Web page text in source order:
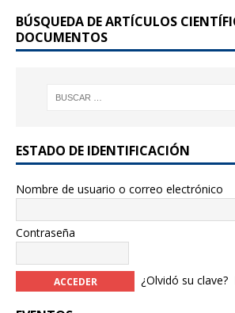
o
k
BÚSQUEDA DE ARTÍCULOS
DOCUMENTOS
ESTADO DE IDENTIFICACIÓN
Nombre de usuario o correo electrónico
Contraseña
¿Olvidó su clave?